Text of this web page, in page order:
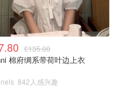
£135.00
Ganni 棉府绸系带荷叶边上衣
842人感兴趣